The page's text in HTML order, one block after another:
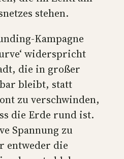
stehen.
Kampagne
widerspricht
die in großer
bleibt, statt
zu verschwinden,
die Erde rund ist.
Spannung zu
entweder die